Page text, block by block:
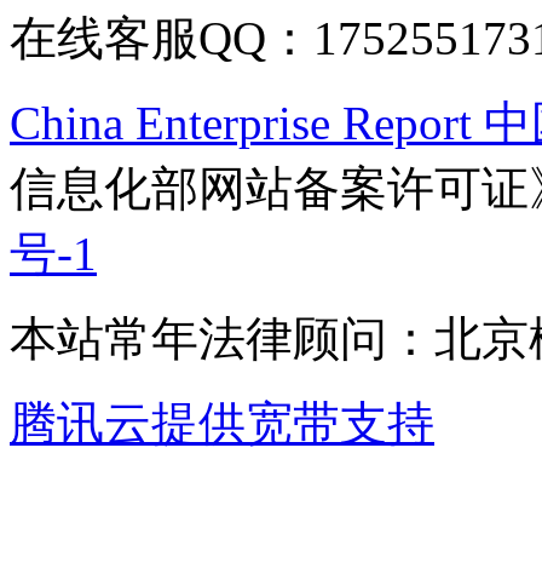
在线客服QQ：
China Enterprise Report
信息化部网站备案许可
号-1
本站常年法律顾问：北
腾讯云提供宽带支持